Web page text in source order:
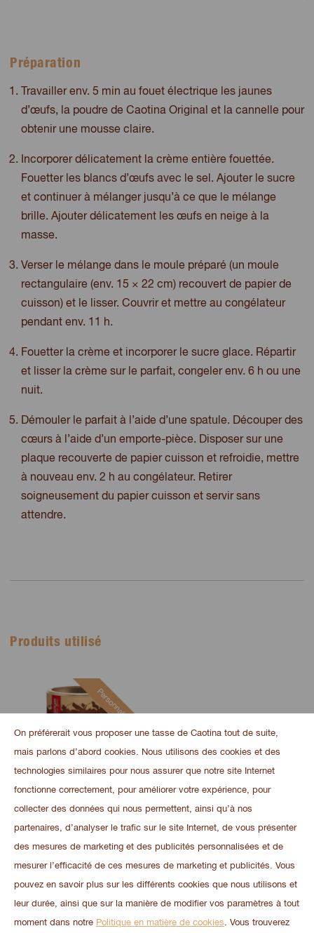
Préparation
Travailler env. 5 min au fouet électrique les jaunes
d’œufs, la poudre de Caotina Original et la cannelle pour
obtenir une mousse claire.
Incorporer délicatement la crème entière fouettée.
Fouetter les blancs d’œufs avec le sel. Ajouter le sucre
et continuer à mélanger jusqu’à ce que le mélange
brille. Ajouter délicatement les œufs en neige à la
masse.
Verser le mélange dans le moule préparé (un moule
rectangulaire (env. 15 × 22 cm) recouvert de papier de
cuisson) et le lisser. Couvrir et mettre au congélateur
pendant env. 11 h.
Fouetter la crème et incorporer le sucre glace. Répartir
et lisser la crème sur le parfait, congeler env. 6 h ou une
nuit.
Démouler le parfait à l’aide d’une spatule. Découper des
cœurs à l’aide d’un emporte-pièce. Disposer sur une
plaque recouverte de papier cuisson et refroidie, mettre
à nouveau env. 2 h au congélateur. Retirer
soigneusement du papier cuisson et servir sans
attendre.
Produits utilisé
Personnalisable
Caotina Original 500 g
On préférerait vous proposer une tasse de Caotina tout de suite,
mais parlons d’abord cookies. Nous utilisons des cookies et des
technologies similaires pour nous assurer que notre site Internet
fonctionne correctement, pour améliorer votre expérience, pour
collecter des données qui nous permettent, ainsi qu’à nos
partenaires, d’analyser le trafic sur le site Internet, de vous présenter
des mesures de marketing et des publicités personnalisées et de
mesurer l’efficacité de ces mesures de marketing et publicités. Vous
pouvez en savoir plus sur les différents cookies que nous utilisons et
leur durée, ainsi que sur la manière de modifier vos paramètres à tout
moment dans notre Politique en matière de cookies. Vous trouverez